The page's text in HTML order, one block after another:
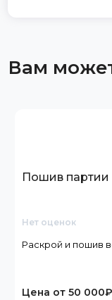
Вам
Пошив
Нет оценок
Раскрой и пошив
Цена от 50 000₽